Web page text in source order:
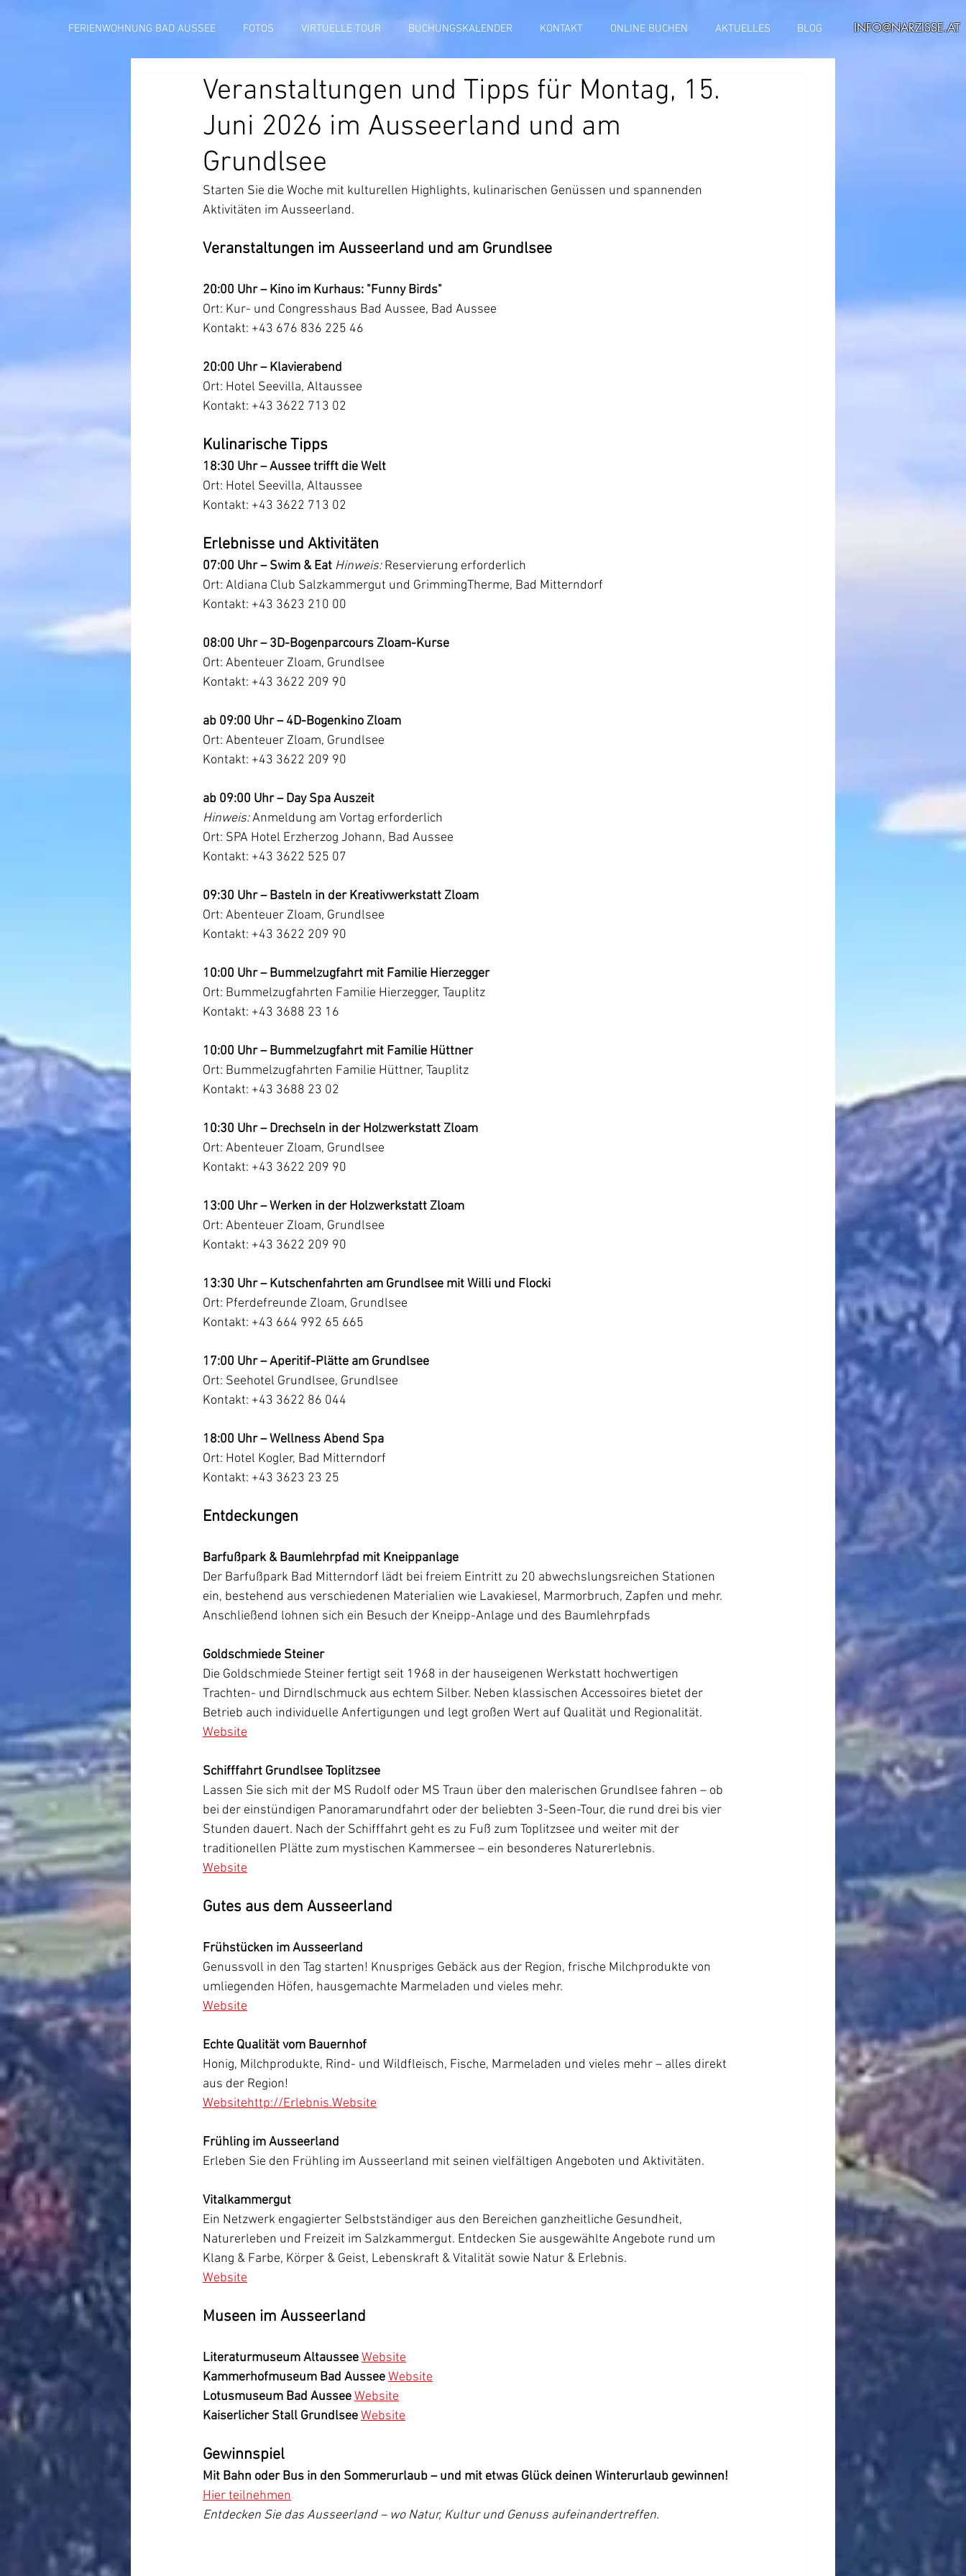
FERIENWOHNUNG BAD AUSSEE FOTOS VIRTUELLE TOUR BUCHUNGSKALENDER KONTAKT ONLINE BUCHEN AKTUELLES BLOG INFO@NARZISSE.AT
Veranstaltungen und Tipps für Montag, 15.
Juni 2026 im Ausseerland und am
Grundlsee
Starten Sie die Woche mit kulturellen Highlights, kulinarischen Genüssen und spannenden
Aktivitäten im Ausseerland.
Veranstaltungen im Ausseerland und am Grundlsee
20:00 Uhr – Kino im Kurhaus: "Funny Birds"
Ort: Kur- und Congresshaus Bad Aussee, Bad Aussee
Kontakt: +43 676 836 225 46
20:00 Uhr – Klavierabend
Ort: Hotel Seevilla, Altaussee
Kontakt: +43 3622 713 02
Kulinarische Tipps
18:30 Uhr – Aussee trifft die Welt
Ort: Hotel Seevilla, Altaussee
Kontakt: +43 3622 713 02
Erlebnisse und Aktivitäten
07:00 Uhr – Swim & Eat Hinweis: Reservierung erforderlich
Ort: Aldiana Club Salzkammergut und GrimmingTherme, Bad Mitterndorf
Kontakt: +43 3623 210 00
08:00 Uhr – 3D-Bogenparcours Zloam-Kurse
Ort: Abenteuer Zloam, Grundlsee
Kontakt: +43 3622 209 90
ab 09:00 Uhr – 4D-Bogenkino Zloam
Ort: Abenteuer Zloam, Grundlsee
Kontakt: +43 3622 209 90
ab 09:00 Uhr – Day Spa Auszeit
Hinweis: Anmeldung am Vortag erforderlich
Ort: SPA Hotel Erzherzog Johann, Bad Aussee
Kontakt: +43 3622 525 07
09:30 Uhr – Basteln in der Kreativwerkstatt Zloam
Ort: Abenteuer Zloam, Grundlsee
Kontakt: +43 3622 209 90
10:00 Uhr – Bummelzugfahrt mit Familie Hierzegger
Ort: Bummelzugfahrten Familie Hierzegger, Tauplitz
Kontakt: +43 3688 23 16
10:00 Uhr – Bummelzugfahrt mit Familie Hüttner
Ort: Bummelzugfahrten Familie Hüttner, Tauplitz
Kontakt: +43 3688 23 02
10:30 Uhr – Drechseln in der Holzwerkstatt Zloam
Ort: Abenteuer Zloam, Grundlsee
Kontakt: +43 3622 209 90
13:00 Uhr – Werken in der Holzwerkstatt Zloam
Ort: Abenteuer Zloam, Grundlsee
Kontakt: +43 3622 209 90
13:30 Uhr – Kutschenfahrten am Grundlsee mit Willi und Flocki
Ort: Pferdefreunde Zloam, Grundlsee
Kontakt: +43 664 992 65 665
17:00 Uhr – Aperitif-Plätte am Grundlsee
Ort: Seehotel Grundlsee, Grundlsee
Kontakt: +43 3622 86 044
18:00 Uhr – Wellness Abend Spa
Ort: Hotel Kogler, Bad Mitterndorf
Kontakt: +43 3623 23 25
Entdeckungen
Barfußpark & Baumlehrpfad mit Kneippanlage
Der Barfußpark Bad Mitterndorf lädt bei freiem Eintritt zu 20 abwechslungsreichen Stationen
ein, bestehend aus verschiedenen Materialien wie Lavakiesel, Marmorbruch, Zapfen und mehr.
Anschließend lohnen sich ein Besuch der Kneipp-Anlage und des Baumlehrpfads
Goldschmiede Steiner
Die Goldschmiede Steiner fertigt seit 1968 in der hauseigenen Werkstatt hochwertigen
Trachten- und Dirndlschmuck aus echtem Silber. Neben klassischen Accessoires bietet der
Betrieb auch individuelle Anfertigungen und legt großen Wert auf Qualität und Regionalität.
Website
Schifffahrt Grundlsee Toplitzsee
Lassen Sie sich mit der MS Rudolf oder MS Traun über den malerischen Grundlsee fahren – ob
bei der einstündigen Panoramarundfahrt oder der beliebten 3-Seen-Tour, die rund drei bis vier
Stunden dauert. Nach der Schifffahrt geht es zu Fuß zum Toplitzsee und weiter mit der
traditionellen Plätte zum mystischen Kammersee – ein besonderes Naturerlebnis.
Website
Gutes aus dem Ausseerland
Frühstücken im Ausseerland
Genussvoll in den Tag starten! Knuspriges Gebäck aus der Region, frische Milchprodukte von
umliegenden Höfen, hausgemachte Marmeladen und vieles mehr.
Website
Echte Qualität vom Bauernhof
Honig, Milchprodukte, Rind- und Wildfleisch, Fische, Marmeladen und vieles mehr – alles direkt
aus der Region!
Websitehttp://Erlebnis.Website
Frühling im Ausseerland
Erleben Sie den Frühling im Ausseerland mit seinen vielfältigen Angeboten und Aktivitäten.
Vitalkammergut
Ein Netzwerk engagierter Selbstständiger aus den Bereichen ganzheitliche Gesundheit,
Naturerleben und Freizeit im Salzkammergut. Entdecken Sie ausgewählte Angebote rund um
Klang & Farbe, Körper & Geist, Lebenskraft & Vitalität sowie Natur & Erlebnis.
Website
Museen im Ausseerland
Literaturmuseum AltausseeWebsite
Kammerhofmuseum Bad AusseeWebsite
Lotusmuseum Bad AusseeWebsite
Kaiserlicher Stall GrundlseeWebsite
Gewinnspiel
Mit Bahn oder Bus in den Sommerurlaub – und mit etwas Glück deinen Winterurlaub gewinnen!
Hier teilnehmen
Entdecken Sie das Ausseerland – wo Natur, Kultur und Genuss aufeinandertreffen.